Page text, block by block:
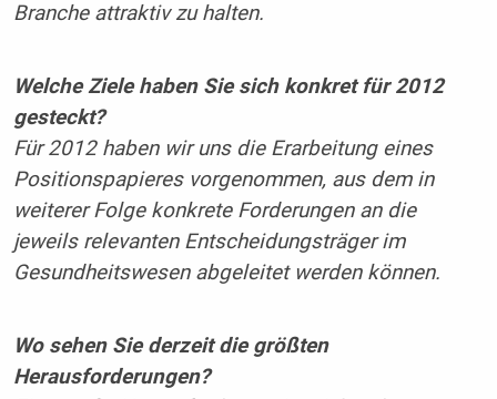
Branche attraktiv zu halten.
Welche Ziele haben Sie sich konkret für 2012
gesteckt?
Für 2012 haben wir uns die Erarbeitung eines
Positionspapieres vorgenommen, aus dem in
weiterer Folge konkrete Forderungen an die
jeweils relevanten Entscheidungsträger im
Gesundheitswesen abgeleitet werden können.
Wo sehen Sie derzeit die größten
Herausforderungen?